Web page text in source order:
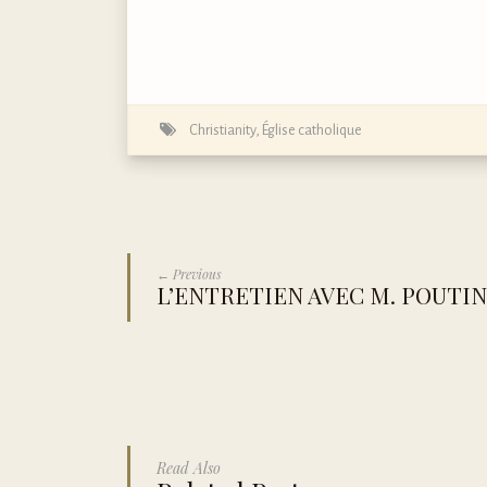
Christianity, Église catholique
← Previous
L’ENTRETIEN AVEC M.
Read Also